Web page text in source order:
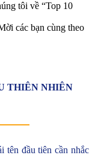
tôi về “Top 10
các bạn cùng theo
THIÊN NHIÊN
tên đầu tiên cần nhắc